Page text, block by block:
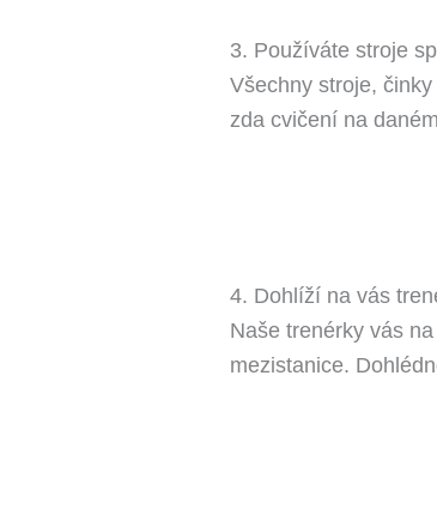
3. Používáte stroje
Všechny stroje,
zda cvičení na
4. Dohlíží na vás
Naše trenérky vás
mezistanice.